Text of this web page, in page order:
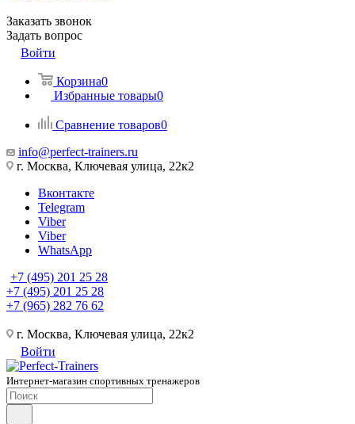
Заказать звонок
Задать вопрос
Войти
Корзина0
Избранные товары0
Сравнение товаров0
info@perfect-trainers.ru
г. Москва, Ключевая улица, 22к2
Вконтакте
Telegram
Viber
Viber
WhatsApp
+7 (495) 201 25 28
+7 (495) 201 25 28
+7 (965) 282 76 62
г. Москва, Ключевая улица, 22к2
Войти
Интернет-магазин спортивных тренажеров